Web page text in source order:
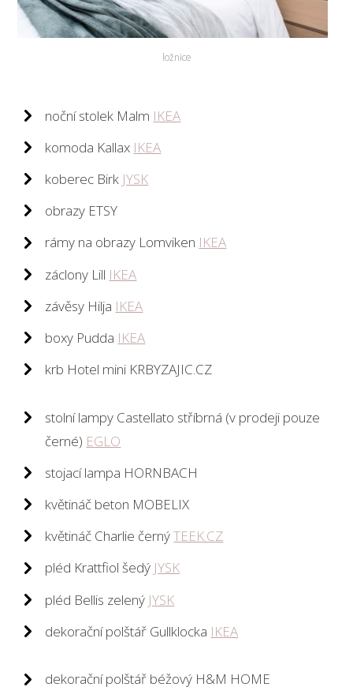
ložnice
noční stolek Malm IKEA
komoda Kallax IKEA
koberec Birk JYSK
obrazy ETSY
rámy na obrazy Lomviken IKEA
záclony Lill IKEA
závěsy Hilja IKEA
boxy Pudda IKEA
krb Hotel mini KRBYZAJIC.CZ
stolní lampy Castellato stříbrná (v prodeji pouze
černé) EGLO
stojací lampa HORNBACH
květináč beton MOBELIX
květináč Charlie černýTEEK.CZ
pléd Krattfiol šedý JYSK
pléd Bellis zelený JYSK
dekorační polštář Gullklocka IKEA
dekorační polštář béžový H&M HOME